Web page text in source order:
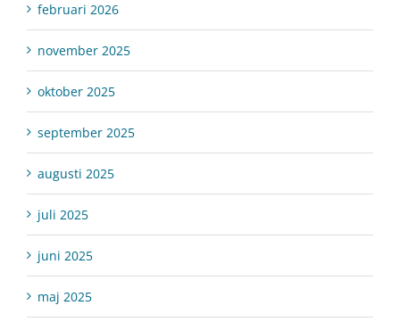
februari 2026
november 2025
oktober 2025
september 2025
augusti 2025
juli 2025
juni 2025
maj 2025